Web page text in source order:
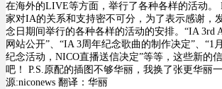
在海外的LIVE等方面，举行了各种各样的活动。
家对IA的关系和支持密不可分，为了表示感谢，
念日 期间举行的各种各样的活动的安排。 “IA3rd
网站公开”、“IA3周年纪念歌曲的制作决定”、“1
纪念活动 ，NICO直播送信决定”等等， 这些新的
吧 ！
P.S.原配的插图不够华丽，我换了张更华丽
源:niconews 翻译：华丽